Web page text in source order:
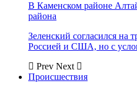
В Каменском районе
района
Зеленский согласился на
Россией и США, но с
Prev Next
Происшествия